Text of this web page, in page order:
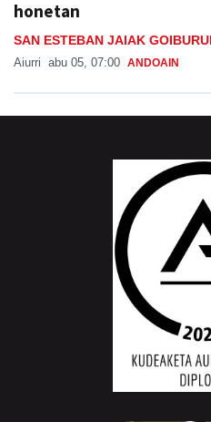
honetan
SAN ESTEBAN JAIAK
Aiurri abu 05, 07:00 ANDOAIN